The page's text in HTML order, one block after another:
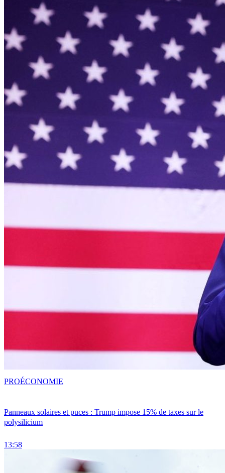
Panneaux solaires et puces : Trump impose 15% de taxes sur le
polysilicium
13:58
PROÉCONOMIE